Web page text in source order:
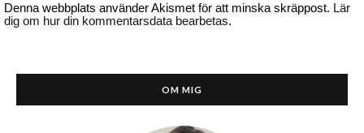
Denna webbplats använder Akismet för att minska skräppost. Lär
dig om hur din kommentarsdata bearbetas.
OM MIG